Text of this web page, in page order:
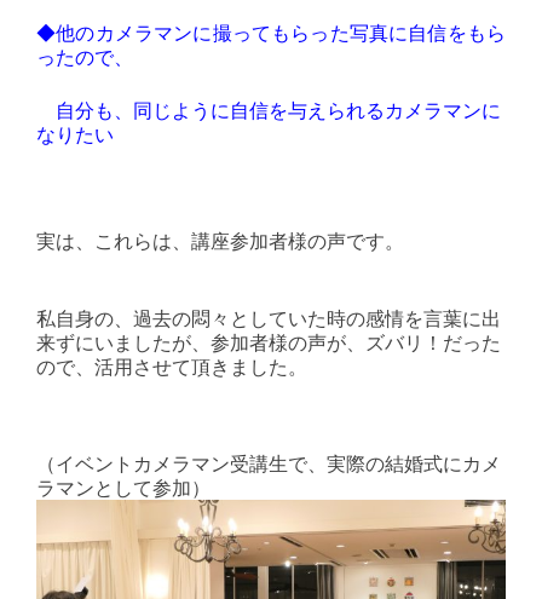
◆他のカメラマンに撮ってもらった写真に自信をもら
ったので、
自分も、同じように自信を与えられるカメラマンに
なりたい
実は、これらは、講座参加者様の声です。
私自身の、過去の悶々としていた時の感情を言葉に出
来ずにいましたが、参加者様の声が、ズバリ！だった
ので、活用させて頂きました。
（イベントカメラマン受講生で、実際の結婚式にカメ
ラマンとして参加）